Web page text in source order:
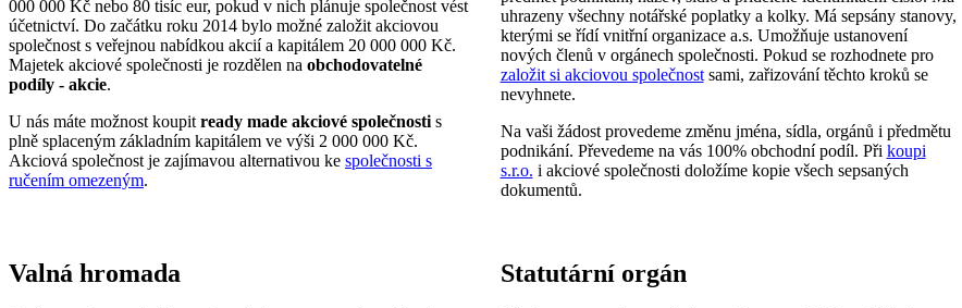
000 000 Kč nebo 80 tisíc eur, pokud v nich plánuje společnost vést
účetnictví. Do začátku roku 2014 bylo možné založit akciovou
společnost s veřejnou nabídkou akcií a kapitálem 20 000 000 Kč.
Majetek akciové společnosti je rozdělen na obchodovatelné
podíly - akcie.
U nás máte možnost koupit ready made akciové společnosti s
plně splaceným základním kapitálem ve výši 2 000 000 Kč.
Akciová společnost je zajímavou alternativou ke společnosti s
ručením omezeným.
uhrazeny všechny notářské poplatky a kolky. Má sepsány stanovy,
kterými se řídí vnitřní organizace a.s. Umožňuje ustanovení
nových členů v orgánech společnosti. Pokud se rozhodnete pro
založit si akciovou společnostsami, zařizování těchto kroků se
nevyhnete.
Na vaši žádost provedeme změnu jména, sídla, orgánů i předmětu
podnikání. Převedeme na vás 100% obchodní podíl. Při koupi
s.r.o. i akciové společnosti doložíme kopie všech sepsaných
dokumentů.
Valná hromada Statutární orgán